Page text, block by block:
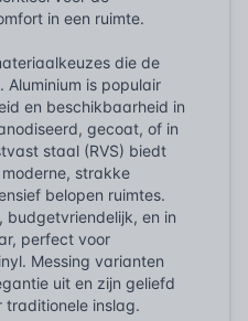
in een ruimte.
die de
is populair
en beschikbaarheid in
gecoat, of in
staal (RVS) biedt
strakke
belopen ruimtes.
budgetvriendelijk, en in
perfect voor
Messing varianten
uit en zijn geliefd
traditionele inslag.